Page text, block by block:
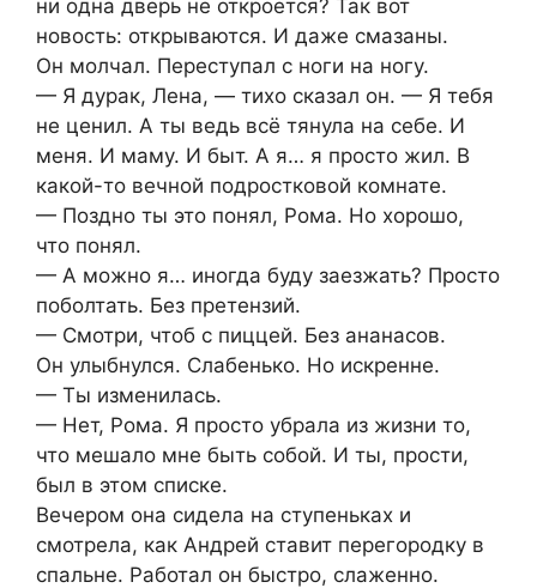
ни одна дверь не откроется? Так вот
новость: открываются. И даже смазаны.
Он молчал. Переступал с ноги на ногу.
— Я дурак, Лена, — тихо сказал он. — Я тебя
не ценил. А ты ведь всё тянула на себе. И
меня. И маму. И быт. А я… я просто жил. В
какой-то вечной подростковой комнате.
— Поздно ты это понял, Рома. Но хорошо,
что понял.
— А можно я… иногда буду заезжать? Просто
поболтать. Без претензий.
— Смотри, чтоб с пиццей. Без ананасов.
Он улыбнулся. Слабенько. Но искренне.
— Ты изменилась.
— Нет, Рома. Я просто убрала из жизни то,
что мешало мне быть собой. И ты, прости,
был в этом списке.
Вечером она сидела на ступеньках и
смотрела, как Андрей ставит перегородку в
спальне. Работал он быстро, слаженно.